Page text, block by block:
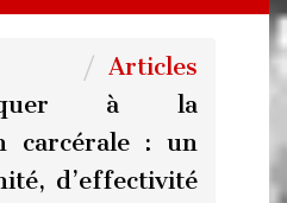
Articles
à la
carcérale : un
d’effectivité